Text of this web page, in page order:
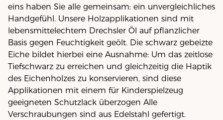
eins haben Sie alle gemeinsam: ein unvergleichliches
Handgefühl. Unsere Holzapplikationen sind mit
lebensmittelechtem Drechsler Öl auf pflanzlicher
Basis gegen Feuchtigkeit geölt. Die schwarz gebeizte
Eiche bildet hierbei eine Ausnahme: Um das zeitlose
Tiefschwarz zu erreichen und gleichzeitig die Haptik
des Eichenholzes zu konservieren, sind diese
Applikationen mit einem für Kinderspielzeug
geeigneten Schutzlack überzogen Alle
Verschraubungen sind aus Edelstahl gefertigt.